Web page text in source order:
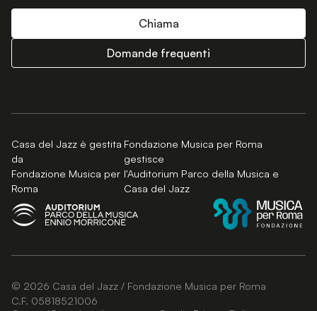
Chiama
Domande frequenti
Casa del Jazz è gestita
da
Fondazione Musica per
Roma
Fondazione Musica per Roma
gestisce
l'Auditorium Parco della Musica e
Casa del Jazz
© 2026 Casa del Jazz / Fondazione Musica per Roma
C.F. 05818521006